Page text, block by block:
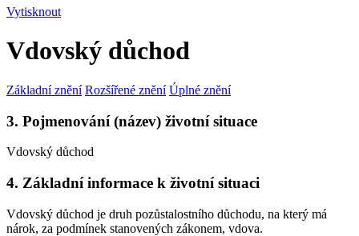
Vytisknout
Vdovský důchod
Základní znění Rozšířené znění Úplné znění
3. Pojmenování (název) životní situace
Vdovský důchod
4. Základní informace k životní situaci
Vdovský důchod je druh pozůstalostního důchodu, na který má
nárok, za podmínek stanovených zákonem, vdova.